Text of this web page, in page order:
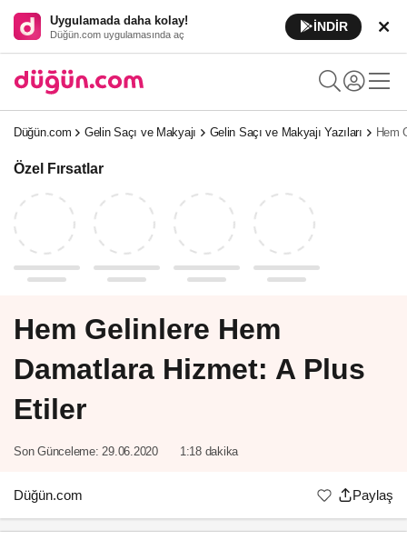
Uygulamada daha kolay!
Düğün.com uygulamasında aç
İNDİR
Düğün.com Gelin Saçı ve Makyajı Gelin Saçı ve Makyajı Yazıları Hem
Özel Fırsatlar
Hem Gelinlere Hem
Damatlara Hizmet: A Plus
Etiler
Son Günceleme: 29.06.2020 1:18 dakika
Düğün.com Paylaş